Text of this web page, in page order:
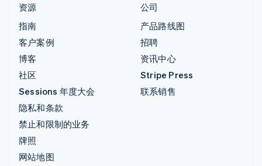
资源
指南
客户案例
博客
社区
Sessions 年度大会
隐私和条款
禁止和限制的业务
牌照
网站地图
公司
产品路线图
招聘
资讯中心
Stripe Press
联系销售